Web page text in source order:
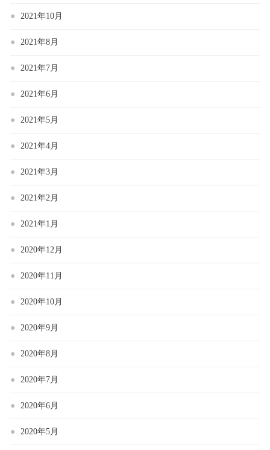
2021年10月
2021年8月
2021年7月
2021年6月
2021年5月
2021年4月
2021年3月
2021年2月
2021年1月
2020年12月
2020年11月
2020年10月
2020年9月
2020年8月
2020年7月
2020年6月
2020年5月